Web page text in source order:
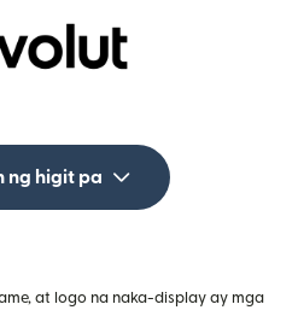
ng higit pa
at logo na naka-display ay mga